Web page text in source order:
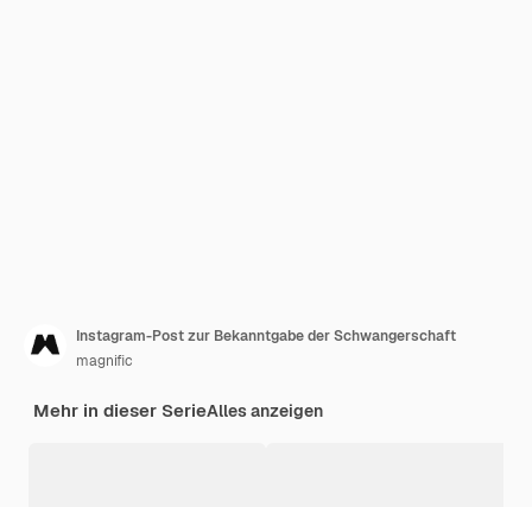
Instagram-Post zur Bekanntgabe der Schwangerschaft
magnific
Mehr in dieser SerieAlles anzeigen